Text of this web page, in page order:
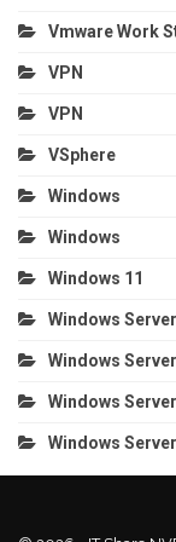
Vmware Work
VPN
VPN
VSphere
Windows
Windows
Windows 11
Windows Server
Windows
Windows
Windows